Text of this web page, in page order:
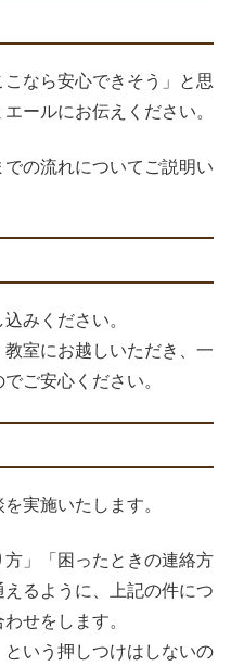
なら安心できそう」と思
ールにお伝えください。
の流れについてご説明い
みください。
室にお越しいただき、一
ご安心ください。
実施いたします。
方」「困ったときの連絡方
るように、上記の件につ
せをします。
という押しつけはしないの